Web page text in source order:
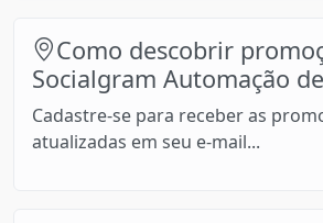
Como descobrir
Socialgram Automação
Cadastre-se para receber as
atualizadas em seu e-mail...